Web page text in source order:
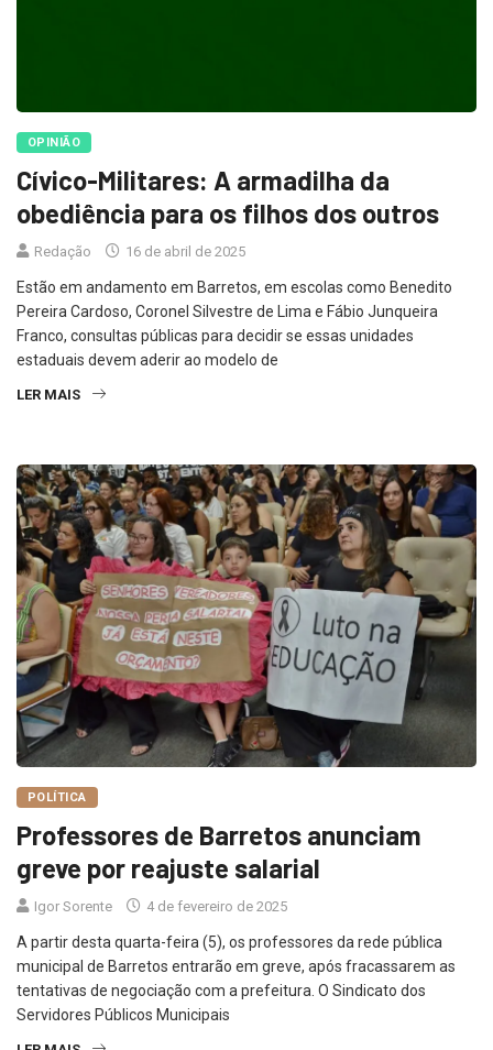
OPINIÃO
Cívico-Militares: A armadilha da
obediência para os filhos dos outros
Redação 16 de abril de 2025
Estão em andamento em Barretos, em escolas como Benedito
Pereira Cardoso, Coronel Silvestre de Lima e Fábio Junqueira
Franco, consultas públicas para decidir se essas unidades
estaduais devem aderir ao modelo de
LER MAIS
POLÍTICA
Professores de Barretos anunciam
greve por reajuste salarial
Igor Sorente 4 de fevereiro de 2025
A partir desta quarta-feira (5), os professores da rede pública
municipal de Barretos entrarão em greve, após fracassarem as
tentativas de negociação com a prefeitura. O Sindicato dos
Servidores Públicos Municipais